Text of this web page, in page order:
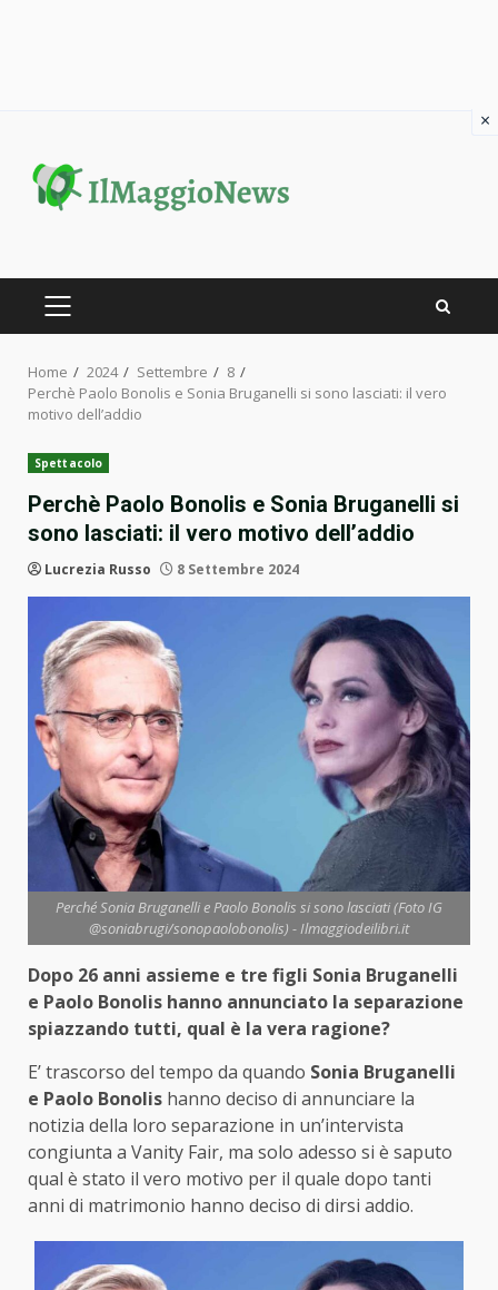
content
PRIMARY
Home 2024 Settembre
8
Perchè Paolo Bonolis e Sonia Bruganelli si sono lasciati: il vero
motivo dell’addio
Spettacolo
Perchè Paolo Bonolis e Sonia Bruganelli si
sono lasciati: il vero motivo dell’addio
Lucrezia Russo 8 Settembre 2024
Perché Sonia Bruganelli e Paolo Bonolis si sono lasciati (Foto IG
@soniabrugi/sonopaolobonolis) - Ilmaggiodeilibri.it
Dopo 26 anni assieme e tre figli Sonia Bruganelli
e Paolo Bonolis hanno annunciato la separazione
spiazzando tutti, qual è la vera ragione?
E’ trascorso del tempo da quando Sonia Bruganelli
e Paolo Bonolis hanno deciso di annunciare la
notizia della loro separazione in un’intervista
congiunta a Vanity Fair, ma solo adesso si è saputo
qual è stato il vero motivo per il quale dopo tanti
anni di matrimonio hanno deciso di dirsi addio.
×